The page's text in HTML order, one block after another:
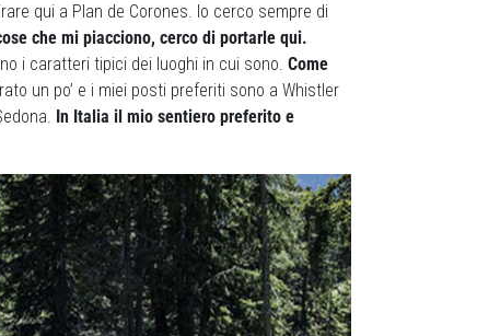
qui a Plan de Corones. Io cerco sempre di
che mi piacciono, cerco di portarle qui.
i caratteri tipici dei luoghi in cui sono. Come
un po’ e i miei posti preferiti sono a Whistler
In Italia il mio sentiero preferito e